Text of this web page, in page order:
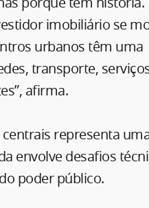
imobiliário se
urbanos têm uma
transporte,
afirma.
representa
envolve desafios
poder público.